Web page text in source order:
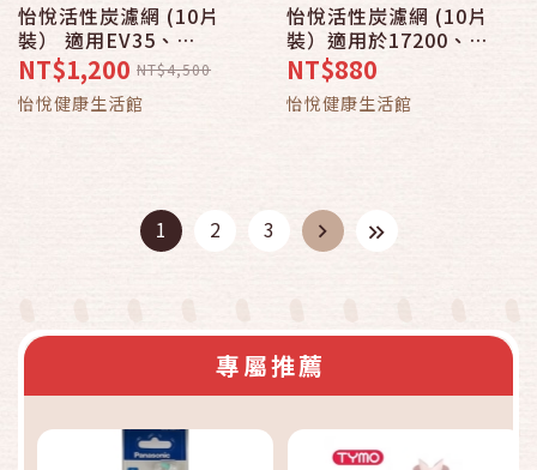
怡悅活性炭濾網 (10片
裝） 適用EV35、
13350、13520、
52500、63500等
honeywell 空氣清淨機
NT$1,200 NT$4,500
怡悅健康生活館
怡悅活性炭濾網 (10片
裝）適用於17200、
17250、18200、
18250、EV15、11520、
18150、18155、50150
NT$880
怡悅健康生活館
1 2 3
專屬推薦